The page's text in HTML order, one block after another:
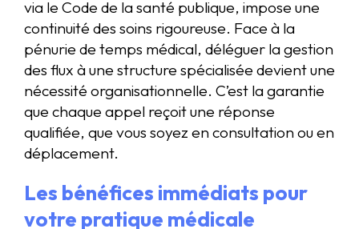
via le Code de la santé publique, impose une
continuité des soins rigoureuse. Face à la
pénurie de temps médical, déléguer la gestion
des flux à une structure spécialisée devient une
nécessité organisationnelle. C’est la garantie
que chaque appel reçoit une réponse
qualifiée, que vous soyez en consultation ou en
déplacement.
Les bénéfices immédiats pour
votre pratique médicale